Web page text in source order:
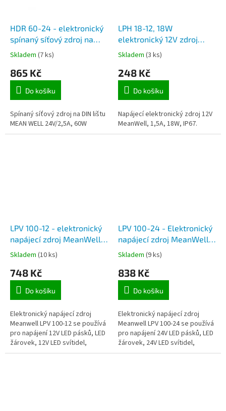
HDR 60-24 - elektronický
spínaný síťový zdroj na
DIN lištu MEAN WELL
24V/2,5A, 60W
Skladem (7 ks)
865 Kč
Do košíku
Spínaný síťový zdroj na DIN lištu
MEAN WELL 24V/2,5A, 60W
LPH 18-12, 18W
elektronický 12V zdroj
venkovní IP67 MEANWELL
Skladem (3 ks)
248 Kč
Do košíku
Napájecí elektronický zdroj 12V
MeanWell, 1,5A, 18W, IP67.
LPV 100-12 - elektronický
napájecí zdroj MeanWell
12V, 8,5A, 100W, IP67 pro
napájení 12V LED pásků,
modulů a LED hadic
Skladem (10 ks)
748 Kč
Do košíku
Elektronický napájecí zdroj
Meanwell LPV 100-12 se používá
pro napájení 12V LED pásků, LED
žárovek, 12V LED svítidel,
sledovacích kamer a dalších 12V
LPV 100-24 - Elektronický
napájecí zdroj MeanWell
24V, 4,2A, 100W, IP67, pro
napájení 24V LED pásků,
modulů a LED hadic
Skladem (9 ks)
838 Kč
Do košíku
Elektronický napájecí zdroj
Meanwell LPV 100-24 se používá
pro napájení 24V LED pásků, LED
žárovek, 24V LED svítidel,
sledovacích kamer a dalších 24V